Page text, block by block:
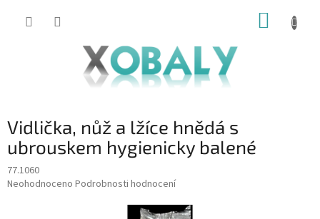
KOŠÍK
Vidlička, nůž a lžíce hnědá s
ubrouskem hygienicky balené
77.1060
Průměrné
Neohodnoceno Podrobnosti hodnocení